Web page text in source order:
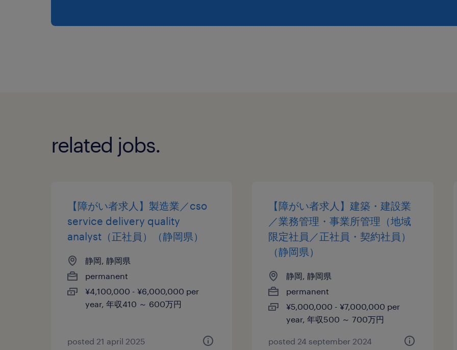
related jobs.
【障がい者求人】製造業／cso
service delivery quality
analyst（正社員）（静岡県）
静岡, 静岡県
permanent
¥4,100,000 - ¥6,000,000 per
year, 年収410 ～ 600万円
posted 21 april 2025
【障がい者求人】建築・建設業
／業務管理・事業所管理（地域
限定社員／正社員・契約社員）
（静岡県）
静岡, 静岡県
permanent
¥5,000,000 - ¥7,000,000 per
year, 年収500 ～ 700万円
posted 24 september 2024